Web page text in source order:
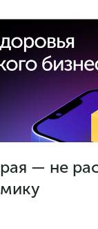
— не